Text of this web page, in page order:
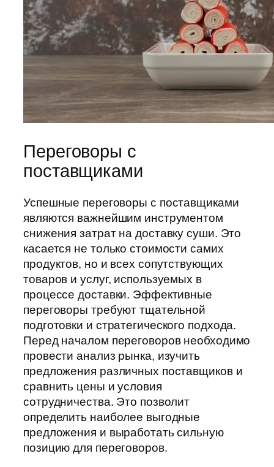
Переговоры с
поставщиками
Успешные переговоры с поставщиками
являются важнейшим инструментом
снижения затрат на доставку суши. Это
касается не только стоимости самих
продуктов, но и всех сопутствующих
товаров и услуг, используемых в
процессе доставки. Эффективные
переговоры требуют тщательной
подготовки и стратегического подхода.
Перед началом переговоров необходимо
провести анализ рынка, изучить
предложения различных поставщиков и
сравнить цены и условия
сотрудничества. Это позволит
определить наиболее выгодные
предложения и выработать сильную
позицию для переговоров.